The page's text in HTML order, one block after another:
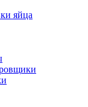
яйца